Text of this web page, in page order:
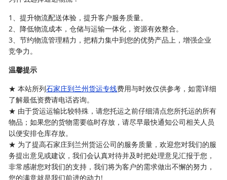
1、提升物流配送体验，提升客户服务质量。
2、降低物流成本，仓储与运输一体化，资源有效整合。
3、节约物流管理精力，把精力集中到您的优势产品上，增强企业
竞争力。
温馨提示
★ 本站所列石家庄到兰州货运专线费用与时效仅供参考，如需详细
了解最低资费请电话咨询。
★ 由于货运运输比较特殊，请您托运之前仔细清点您所托运的所有
物品；如果您的货物需要临时存放，请尽早最快通知公司相关人员
以便安排仓库存放。
★ 为了提高石家庄到兰州货运公司的服务质量，欢迎您对我们的服
务提出意见或建议，我们会认真对待并及时把处理意见汇报于您，
非常感谢您对我们的支持，我们将为客户的需求做出不懈的努力，
您的满意就是我们前进的动力!